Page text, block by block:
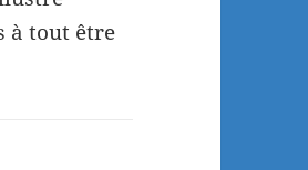
à tout être